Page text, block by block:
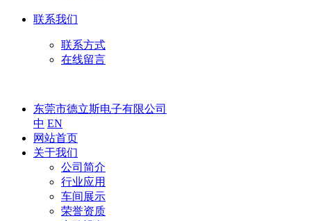
联系我们
联系方式
在线留言
东莞市德立斯电子有限公司
中 EN
网站首页
关于我们
公司简介
行业应用
车间展示
荣誉资质